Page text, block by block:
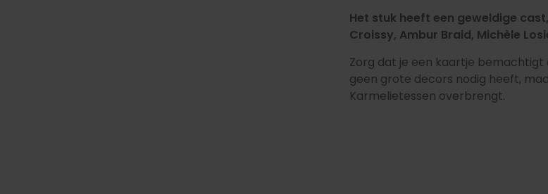
Het stuk heeft een geweldige
Croissy, Ambur Braid, Michèle
Zorg dat je een kaartje
geen grote decors nodig heeft,
Karmelietessen overbrengt.